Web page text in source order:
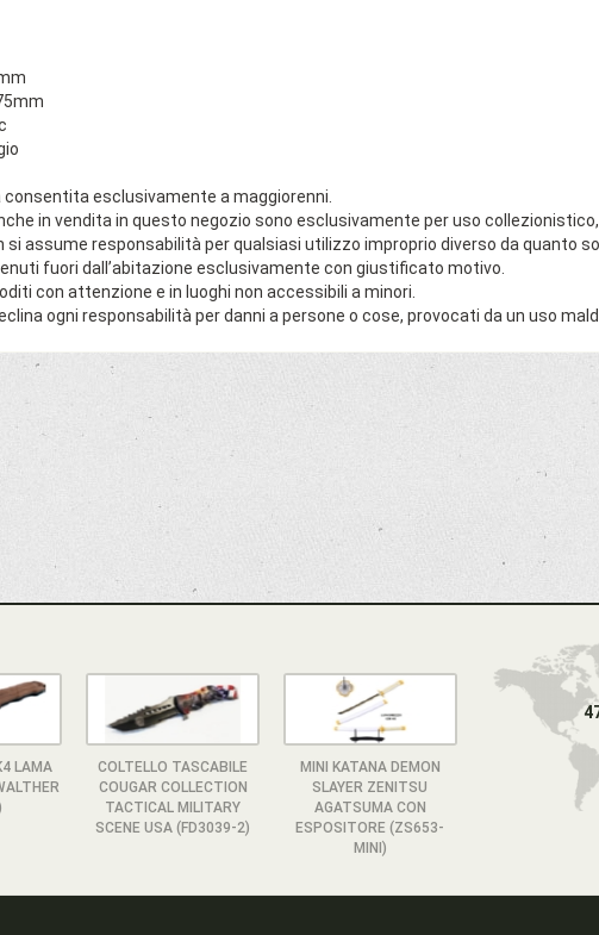
esclusivamente a maggiorenni.
in vendita in questo negozio sono esclusivamente per uso
si assume responsabilità per qualsiasi utilizzo improprio diverso da quanto
fuori dall’abitazione esclusivamente con giustificato motivo.
con attenzione e in luoghi non accessibili a minori.
ogni responsabilità per danni a persone o cose, provocati da un uso
LAMA
COLTELLO TASCABILE
COUGAR COLLECTION
TACTICAL MILITARY
SCENE USA (FD3039-2)
MINI KATANA DEMON
SLAYER ZENITSU
AGATSUMA CON
ESPOSITORE (ZS653-
MINI)